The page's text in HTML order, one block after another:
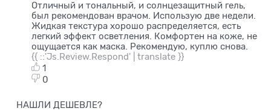
Отличный и тональный, и солнцезащитный гель,
был рекомендован врачом. Использую две недели.
Жидкая текстура хорошо распределяется, есть
легкий эффект осветления. Комфортен на коже, не
ощущается как маска. Рекомендую, куплю снова.
{{ ::'Js.Review.Respond' | translate }}
1
0
НАШЛИ ДЕШЕВЛЕ?